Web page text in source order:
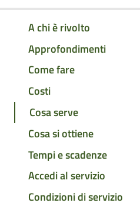
A chi è rivolto
Approfondimenti
Come fare
Costi
Cosa serve
Cosa si ottiene
Tempi e scadenze
Accedi al servizio
Condizioni di servizio